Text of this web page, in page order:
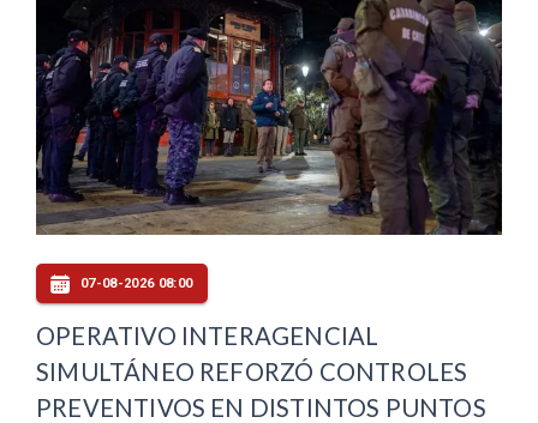
07-08-2026 08:00
OPERATIVO INTERAGENCIAL
SIMULTÁNEO REFORZÓ CONTROLES
PREVENTIVOS EN DISTINTOS PUNTOS